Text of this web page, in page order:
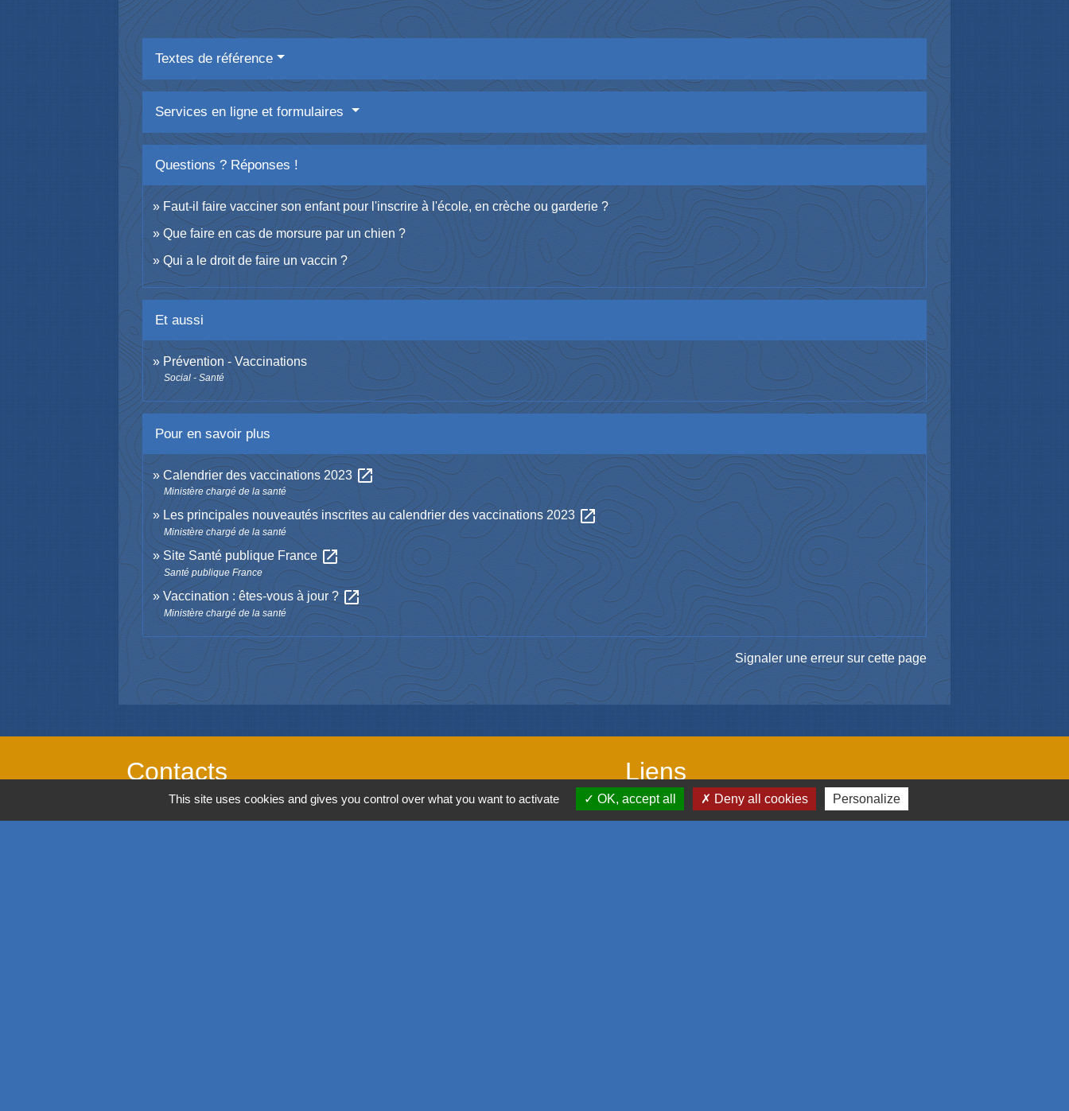
Textes de référence
Services en ligne et formulaires
Questions ? Réponses !
Faut-il faire vacciner son enfant pour l'inscrire à l'école, en crèche ou garderie ?
Que faire en cas de morsure par un chien ?
Qui a le droit de faire un vaccin ?
Et aussi
Prévention - Vaccinations
Social - Santé
Pour en savoir plus
Calendrier des vaccinations 2023 open_in_new
Ministère chargé de la santé
Les principales nouveautés inscrites au calendrier des vaccinations 2023 open_in_new
Ministère chargé de la santé
Site Santé publique Franceopen_in_new
Santé publique France
Vaccination : êtes-vous à jour ?open_in_new
Ministère chargé de la santé
Signaler une erreur sur cette page
Contacts
Commune de Richwiller
Liens
Office de tourisme et des congrès de Mulhouse et sa région
This site uses cookies and gives you control over what you want to activate OK, accept all Deny all cookies Personalize